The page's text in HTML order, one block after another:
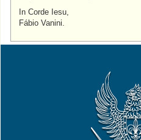
In Corde Iesu,
Fábio Vanini.